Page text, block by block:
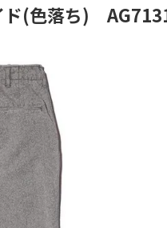
(色落ち)